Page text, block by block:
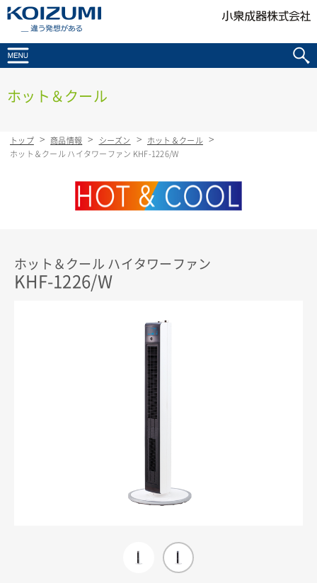
ホット＆クール
トップ 商品情報 シーズン
ホット＆クール
ホット＆クール ハイタワーファン KHF-1226/W
ホット＆クール ハイタワーファン
KHF-1226/W